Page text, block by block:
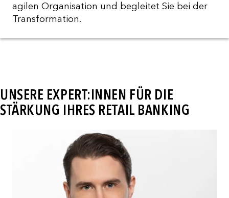
agilen Organisation und begleitet Sie bei der
Transformation.
UNSERE EXPERT:INNEN FÜR DIE
STÄRKUNG IHRES RETAIL BANKING